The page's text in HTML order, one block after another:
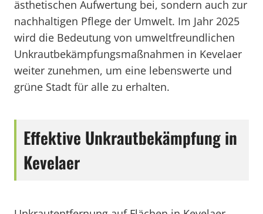
ästhetischen Aufwertung bei, sondern auch zur
nachhaltigen Pflege der Umwelt. Im Jahr 2025
wird die Bedeutung von umweltfreundlichen
Unkrautbekämpfungsmaßnahmen in Kevelaer
weiter zunehmen, um eine lebenswerte und
grüne Stadt für alle zu erhalten.
Effektive Unkrautbekämpfung in
Kevelaer